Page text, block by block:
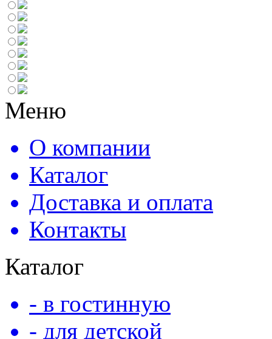
Меню
О компании
Каталог
Доставка и оплата
Контакты
Каталог
- в гостинную
- для детской